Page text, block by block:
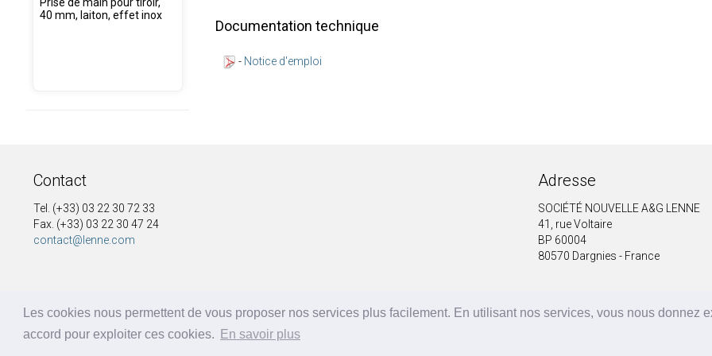
Les cookies nous permettent de vous proposer nos services plus facilement. En utilisant nos services, vous nous donnez
accord pour exploiter ces cookies.
En savoir plus
40 mm, laiton, effet inox
Documentation technique
- Notice d'emploi
Contact
Tel. (+33) 03 22 30 72 33
Fax. (+33) 03 22 30 47 24
contact@lenne.com
Adresse
SOCIÉTÉ NOUVELLE A&G LENNE
41, rue Voltaire
BP 60004
80570 Dargnies - France